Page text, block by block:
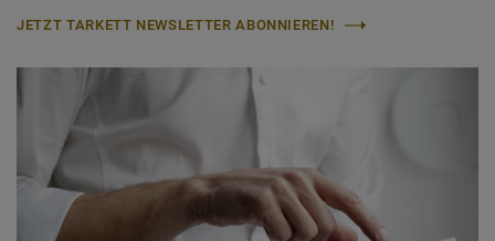
JETZT TARKETT NEWSLETTER ABONNIEREN!